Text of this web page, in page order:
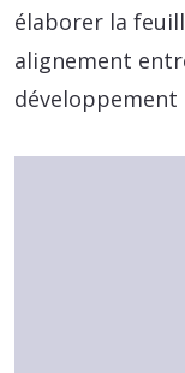
élaborer la
alignement
développement